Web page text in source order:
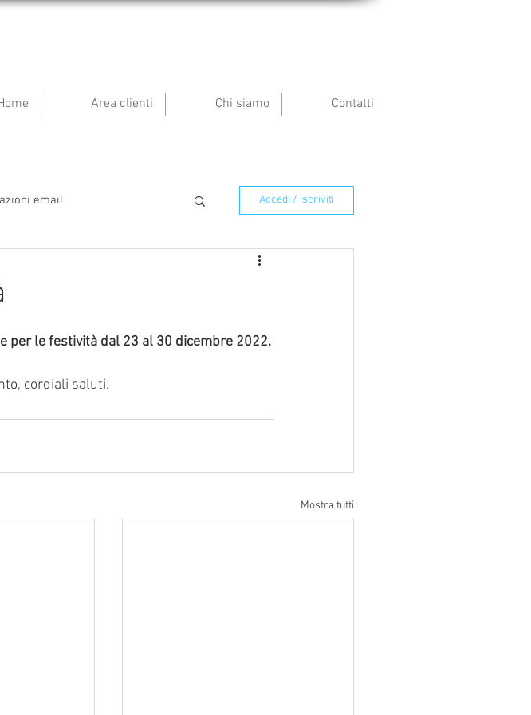
Area clienti Chi siamo Contatti
email Accedi / Iscriviti
per le festività dal 23 al 30 dicembre 2022.
cordiali saluti.
Mostra tutti